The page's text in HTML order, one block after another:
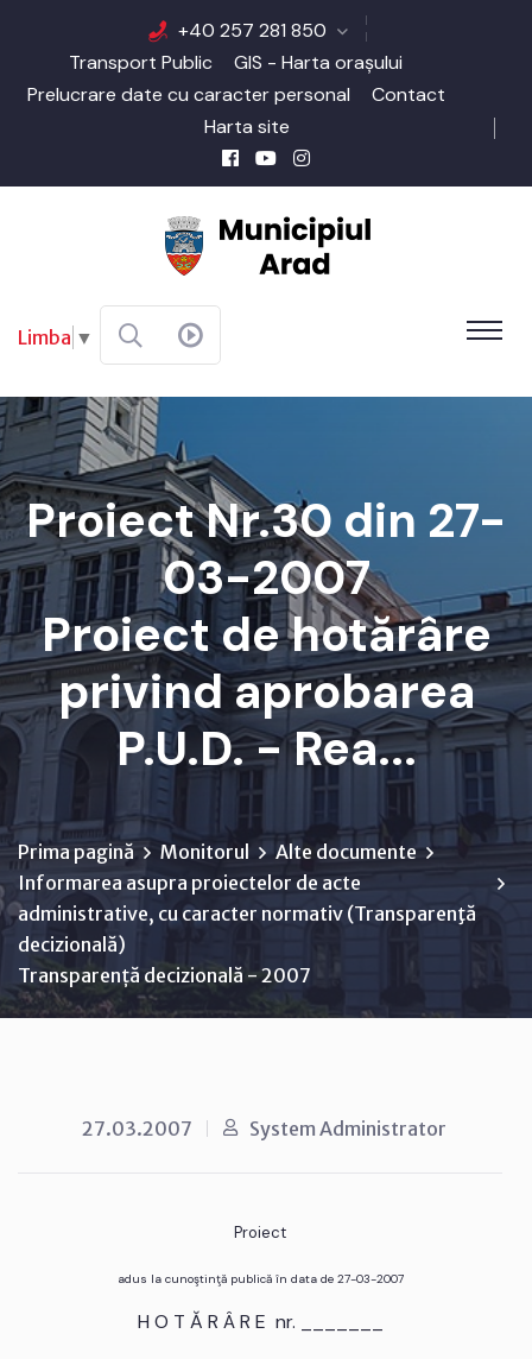
+40 257 281 850
Transport Public
GIS - Harta orașului
Prelucrare date cu caracter personal
Contact
Harta site
Limba ▼
Proiect Nr.30 din 27-
03-2007
Proiect de hotărâre
privind aprobarea
P.U.D. - Rea...
Prima pagină Monitorul
Alte documente
Informarea asupra proiectelor de acte
administrative, cu caracter normativ (Transparenţă
decizională)
Transparență decizională - 2007
27.03.2007 System Administrator
Proiect
adus la cunoştinţă publică în data de 27-03-2007
H O T Ă R Â R E nr. _______